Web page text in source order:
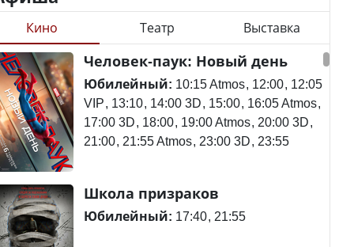
төменгі жалақы,
экология: жеті
сайлаушылармен
талқылап жатыр?
зарплата,
экология — о
говорят с
партий
Станет ли
метапневмовирус
эпидемией, рассказали в
ВОЗ
потерпел крушение в
Южной Корее, погибли
120 человек
Кино Театр Выставка
Человек-паук: Новый день
Юбилейный: 10:15 Atmos 12:00 12:05
VIP 13:10 14:00 3D 15:00 16:05 Atmos
17:00 3D 18:00 19:00 Atmos 20:00 3D
21:00 21:55 Atmos 23:00 3D 23:55
Школа призраков
Юбилейный: 17:40 21:55